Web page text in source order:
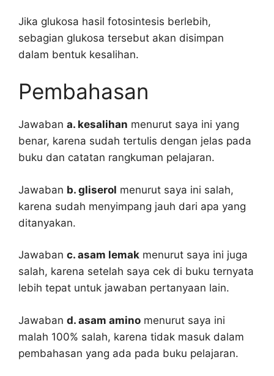
Jika glukosa hasil fotosintesis berlebih,
sebagian glukosa tersebut akan disimpan
dalam bentuk kesalihan.
Pembahasan
Jawaban a. kesalihan menurut saya ini yang
benar, karena sudah tertulis dengan jelas pada
buku dan catatan rangkuman pelajaran.
Jawaban b. gliserol menurut saya ini salah,
karena sudah menyimpang jauh dari apa yang
ditanyakan.
Jawaban c. asam lemak menurut saya ini juga
salah, karena setelah saya cek di buku ternyata
lebih tepat untuk jawaban pertanyaan lain.
Jawaban d. asam amino menurut saya ini
malah 100% salah, karena tidak masuk dalam
pembahasan yang ada pada buku pelajaran.